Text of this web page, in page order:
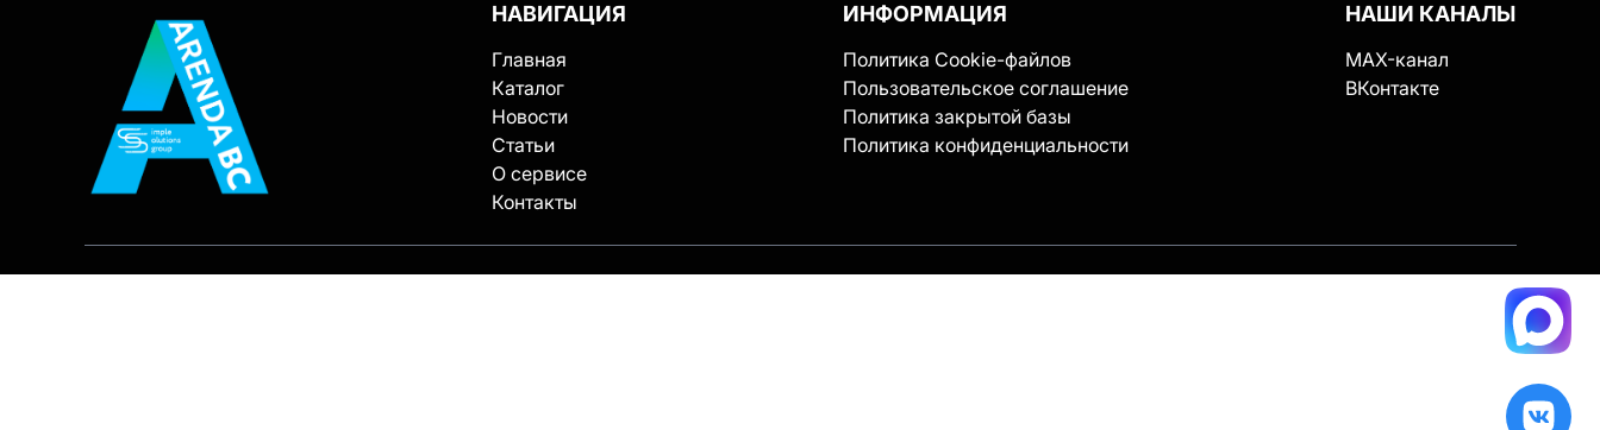
НАВИГАЦИЯ
Главная
Каталог
Новости
Статьи
О сервисе
Контакты
ИНФОРМАЦИЯ
Политика Cookie-файлов
Пользовательское соглашение
Политика закрытой базы
Политика конфиденциальности
НАШИ КАНАЛЫ
MAX-канал
ВКонтакте